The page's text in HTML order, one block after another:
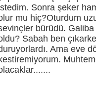
Sonra şeker
mu hiç?Oturdum
bürüdü.
Sabah ben
Ama eve